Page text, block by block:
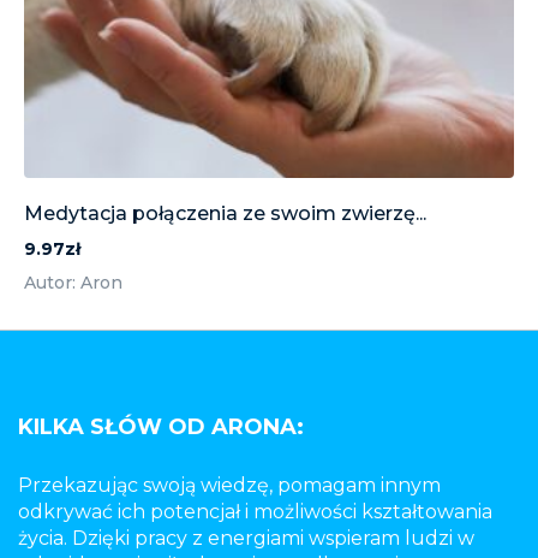
Medytacja połączenia ze swoim zwierzę...
9.97zł
Autor: Aron
KILKA SŁÓW OD ARONA:
Przekazując swoją wiedzę, pomagam innym
odkrywać ich potencjał i możliwości kształtowania
życia. Dzięki pracy z energiami wspieram ludzi w